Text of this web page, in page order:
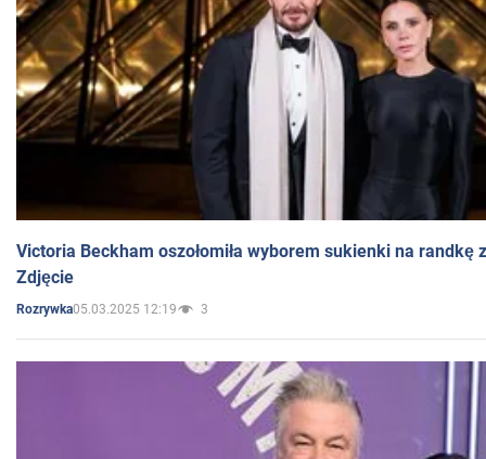
Victoria Beckham oszołomiła wyborem sukienki na randkę
Zdjęcie
Rozrywka05.03.2025 12:19 3